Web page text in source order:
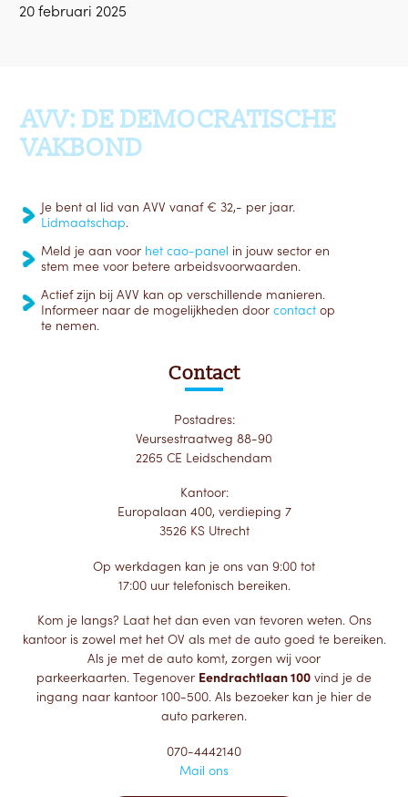
20 februari 2025
AVV: DE DEMOCRATISCHE
VAKBOND
Je bent al lid van AVV vanaf € 32,- per jaar.
Lidmaatschap.
Meld je aan voor het cao-panel in jouw sector en
stem mee voor betere arbeidsvoorwaarden.
Actief zijn bij AVV kan op verschillende manieren.
Informeer naar de mogelijkheden door contact op
te nemen.
Contact
Postadres:
Veursestraatweg 88-90
2265 CE Leidschendam
Kantoor:
Europalaan 400, verdieping 7
3526 KS Utrecht
Op werkdagen kan je ons van 9:00 tot
17:00 uur telefonisch bereiken.
Kom je langs? Laat het dan even van tevoren weten. Ons
kantoor is zowel met het OV als met de auto goed te bereiken.
Als je met de auto komt, zorgen wij voor
parkeerkaarten. Tegenover Eendrachtlaan 100 vind je de
ingang naar kantoor 100-500. Als bezoeker kan je hier de
auto parkeren.
070-4442140
Mail ons